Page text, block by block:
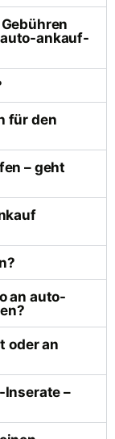
ankauf-
für den
– geht
an auto-
oder an
–